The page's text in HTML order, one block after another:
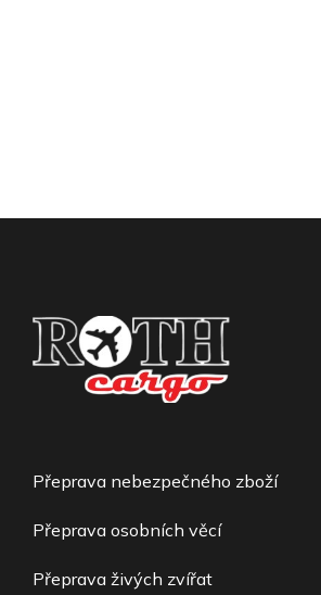
Přeprava nebezpečného zboží
Přeprava osobních věcí
Přeprava živých zvířat